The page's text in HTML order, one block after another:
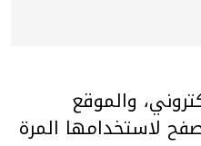
والموقع
لاستخدامها المرة